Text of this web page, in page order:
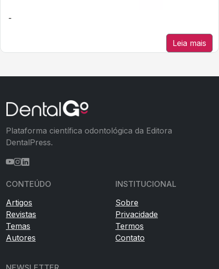
-
Leia mais
Plataforma científica odontológica da Editora
DentalPress.
CONTEÚDO
Artigos
Revistas
Temas
Autores
INSTITUCIONAL
Sobre
Privacidade
Termos
Contato